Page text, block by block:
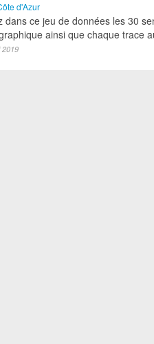
d'Azur
dans ce jeu de données les 30
ainsi que chaque trace
2019